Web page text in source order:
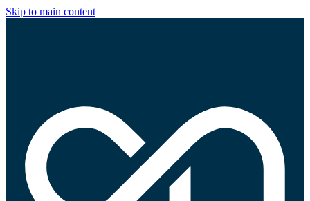
Skip to main content